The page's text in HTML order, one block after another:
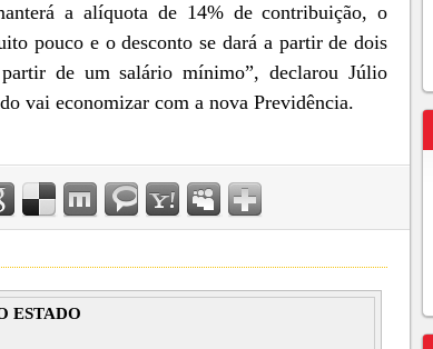
a alíquota de 14% de contribuição, o
pouco e o desconto se dará a partir de dois
de um salário mínimo”, declarou Júlio
vai economizar com a nova Previdência.
ESTADO